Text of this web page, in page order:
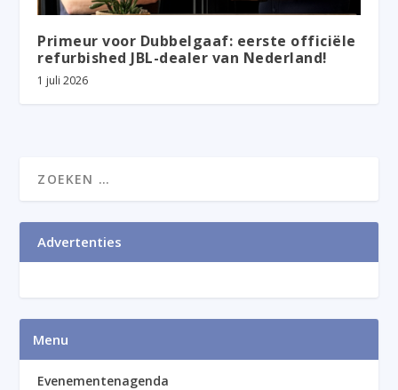
Primeur voor Dubbelgaaf: eerste officiële
refurbished JBL-dealer van Nederland!
1 juli 2026
Advertenties
Menu
Evenementenagenda